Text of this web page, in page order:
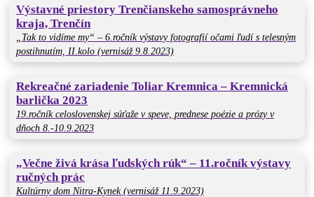
Výstavné priestory Trenčianskeho samosprávneho
kraja, Trenčín
„Tak to vidíme my“ – 6.ročník výstavy fotografií očami ľudí s telesným
postihnutím, II.kolo (vernisáž 9.8.2023)
Rekreačné zariadenie Toliar Kremnica – Kremnická
barlička 2023
19.ročník celoslovenskej súťaže v speve, prednese poézie a prózy v
dňoch 8.-10.9.2023
„Večne živá krása ľudských rúk“ – 11.ročník výstavy
ručných prác
Kultúrny dom Nitra-Kynek (vernisáž 11.9.2023)